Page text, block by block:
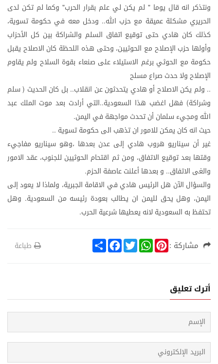
ونتذكر انه قال يوما " لم يكن لي علم بقرار الحرب" وكما لم تكن لدى
الحريري مشكلة عميقة مع حزب الله.. ودخل معه في حكومة تسوية،
كذلك كان هادي حتى توقيع اتفاق السلم والشراكة بين كل الأحزاب
وأولها حزب الإصلاح مع الحوثيين، وحتى هذه اللحظة كان الاصلاح يقبل
حكومة مع الحوثي برغم الاستيلاء على صنعاء بقوة السلاح ولم يقاوم
الإصلاحولاحدث صراع مسلح
.. ولم يكن الاصلاحأو هادي يتحدثونعن انقلاب.. بل كان الحديث ( سلم
وشراكة) فهل اغضب هذا السعودية..التي أرادت بعد موت الملك عبد
الله ومجيء سلمانأنتحدث مواجهة في اليمن.
حيث انه كان يمكن للامورانتذهب الىحكومةتسوية ..
غير أن سيناريو هروب هادي إلى عدن بعدها ،وهو سيناريو مفاجيء
وقتها بعدتوقيع الاتفاق، ومن ثم اقتحام الحوثيين للجنوب، عقد الامور
والغى الاتفاق.. و بعدهاأعلنتعاصفة الحزم.
والسؤال الآن هل الرئيس هادي في الاقامة الجبرية، ولماذالا يعود إلى
اليمن، وهل يحق لليمن ان يطالب بعودة رئيسه من السعودية. وهل
تحتفظبه السعوديةلانه يعطيها شرعية الحرب.
مشاركة : S
h
F
a
k
T
w
W
h
p
P
i
s
طباعة
أترك تعليق